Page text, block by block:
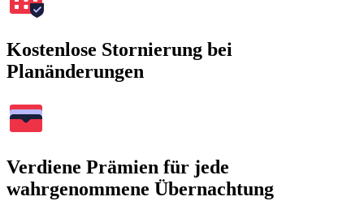
Kostenlose Stornierung bei
Planänderungen
Verdiene Prämien für jede
wahrgenommene Übernachtung